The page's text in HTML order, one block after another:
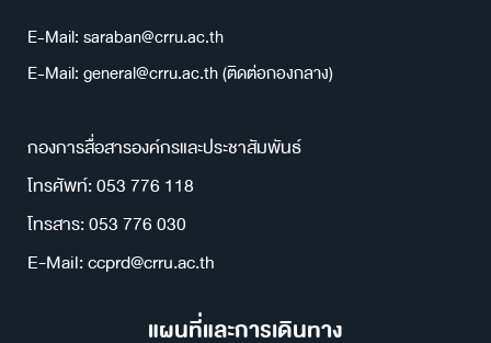
E-Mail: saraban@crru.ac.th
E-Mail: general@crru.ac.th (ติดต่อกองกลาง)
กองการสื่อสารองค์กรและประชาสัมพันธ์
โทรศัพท์: 053 776 118
โทรสาร: 053 776 030
E-Mail: ccprd@crru.ac.th
แผนที่และการเดินทาง